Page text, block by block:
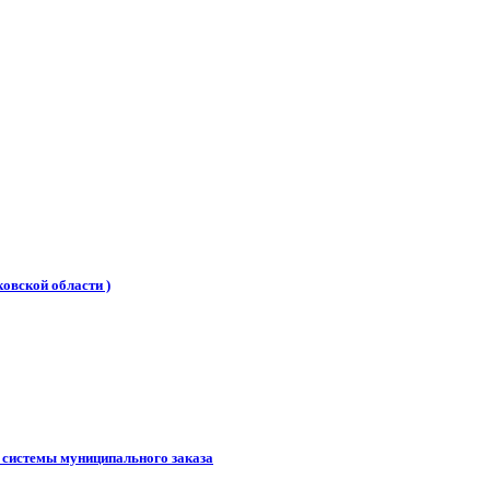
области )
муниципального заказа